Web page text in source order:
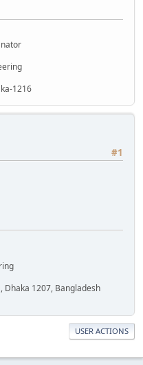
1216
#1
Dhaka 1207, Bangladesh
USER ACTIONS